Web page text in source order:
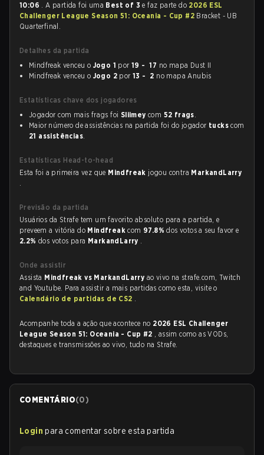
10:06 . A partida foi uma Best of 3e faz parte do 2026 ESL
Challenger League Season 51: Oceania - Cup #2 Bracket - UB
Quarterfinal.
Detalhes da partida
Mindfreak venceu o Jogo 1 por19 - 17 no mapa Dust II
Mindfreak venceu o Jogo 2 por13 - 2 no mapa Anubis
Estatísticas chave dos jogadores
Jogador com mais frags foi Sliimey com 52 frags.
Maior número de assistências na partida foi do jogador tucks com
21 assistências.
Estatísticas Head-to-head
Esta foi a primeira vez que Mindfreak jogou contra MarkandLarry
.
Previsão da partida
Usuários da Strafe tem um favorito absoluto para a partida, e
preveem a vitória do Mindfreakcom 97.8%dos votos a seu favor e
2.2% dos votos para MarkandLarry .
Onde assistir
Assista Mindfreak vs MarkandLarry ao vivo na strafe.com, Twitch
and Youtube. Para assistir a mais partidas como esta, visite o
Calendário de partidas de CS2 .
Acompanhe toda a ação que acontece no 2026 ESL Challenger
League Season 51: Oceania - Cup #2 , assim como as VODs,
destaques e transmissões ao vivo, tudo na Strafe.
COMENTÁRIO(0)
Login para comentar sobre esta partida